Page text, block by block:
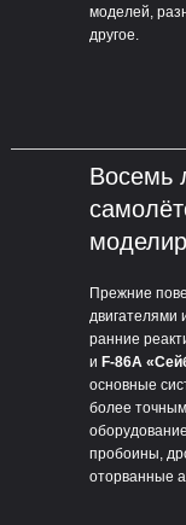
моделей,
другое.
Прежние
двигателями
ранние
и F-86A
основные
более
пробоины,
оторванные
Восемь